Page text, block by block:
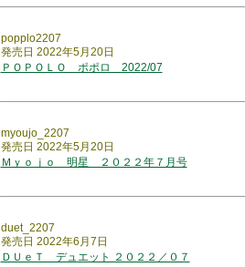
popplo2207
発売日 2022年5月20日
ＰＯＰＯＬＯ ポポロ 2022/07
myoujo_2207
発売日 2022年5月20日
Ｍｙｏｊｏ 明星 ２０２２年７月号
duet_2207
発売日 2022年6月7日
ＤＵｅＴ デュエット ２０２２／０７